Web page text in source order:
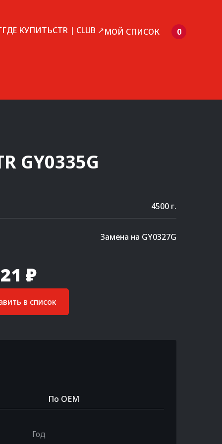
ГДЕ КУПИТЬCTR | CLUB ↗МОЙ СПИСОК 0
GY0335G
4500 г.
Замена на GY0327G
₽
в список
По OEM
Год